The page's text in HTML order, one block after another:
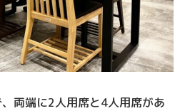
両端に2人用席と4人用席があ